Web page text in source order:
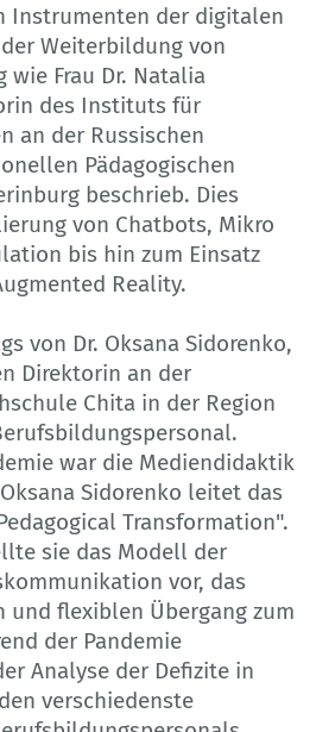
Instrumenten der digitalen
Weiterbildung von
Frau Dr. Natalia
des Instituts für
an der Russischen
Pädagogischen
beschrieb. Dies
von Chatbots, Mikro
bis hin zum Einsatz
Reality.
von Dr. Oksana Sidorenko,
Direktorin an der
Chita in der Region
war die Mediendidaktik
Sidorenko leitet das
Transformation".
sie das Modell der
vor, das
und flexiblen Übergang zum
der Pandemie
Analyse der Defizite in
verschiedenste